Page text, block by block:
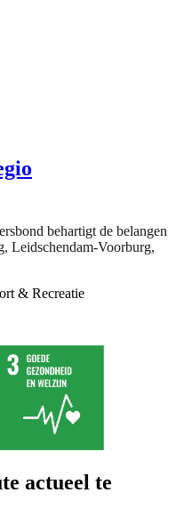
behartigt de belangen
Leidschendam-Voorburg,
& Recreatie
actueel te